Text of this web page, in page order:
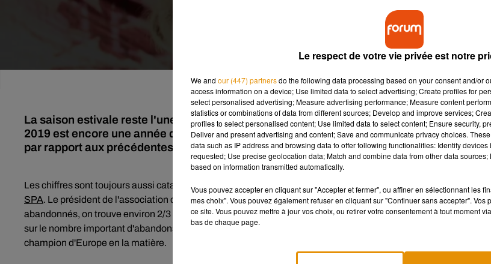
La saison estivale reste l'une des plus dangereuses pour les animaux de compagnie.
2019 est encore une année désastreuse avec déjà 8 000 abandons. Un chiffre en très
par rapport aux précédentes années.
Les chiffres sont toujours aussi catastrophiques. Depuis le début de l'été, plus de 8 000 animaux ont été
SPA. Le président de l'association dénonce une adoption irresponsable et pas assez réfléchie. Parmi les
abandonnés, on trouve environ 2/3 de chats et 1/3 de chiens. De son côté,la Fondation 30 millions d'amisavait
sur le nombre important d'abandons en France dans une campagne de sensibilisation. Elle estime que le pays
champion d'Europe en la matière.
Le respect de votre vie privée est notre
We and our (447) partnersdo the following data processing based on your consent and/or
access information on a device; Use limited data to select advertising; Create profiles for
select personalised advertising; Measure advertising performance; Measure content
statistics or combinations of data from different sources; Develop and improve services;
profiles to select personalised content; Use limited data to select content; Ensure security,
Deliver and present advertising and content; Save and communicate privacy choices.
data such as IP address and browsing data to offer following functionalities: Identify
requested; Use precise geolocation data; Match and combine data from other data
based on information transmitted automatically.
Vous pouvez accepter en cliquant sur "Accepter et fermer", ou affiner en sélectionnant les
mes choix". Vous pouvez également refuser en cliquant sur "Continuer sans accepter".
ce site. Vous pouvez mettre à jour vos choix, ou retirer votre consentement à tout moment
bas de chaque page.